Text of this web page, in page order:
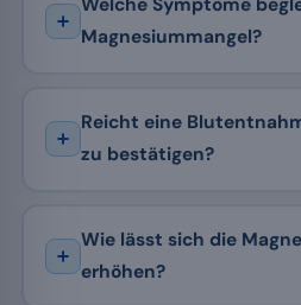
Welche Symptome
Magnesiummangel?
Reicht eine
zu bestätigen?
Wie lässt sich die
erhöhen?